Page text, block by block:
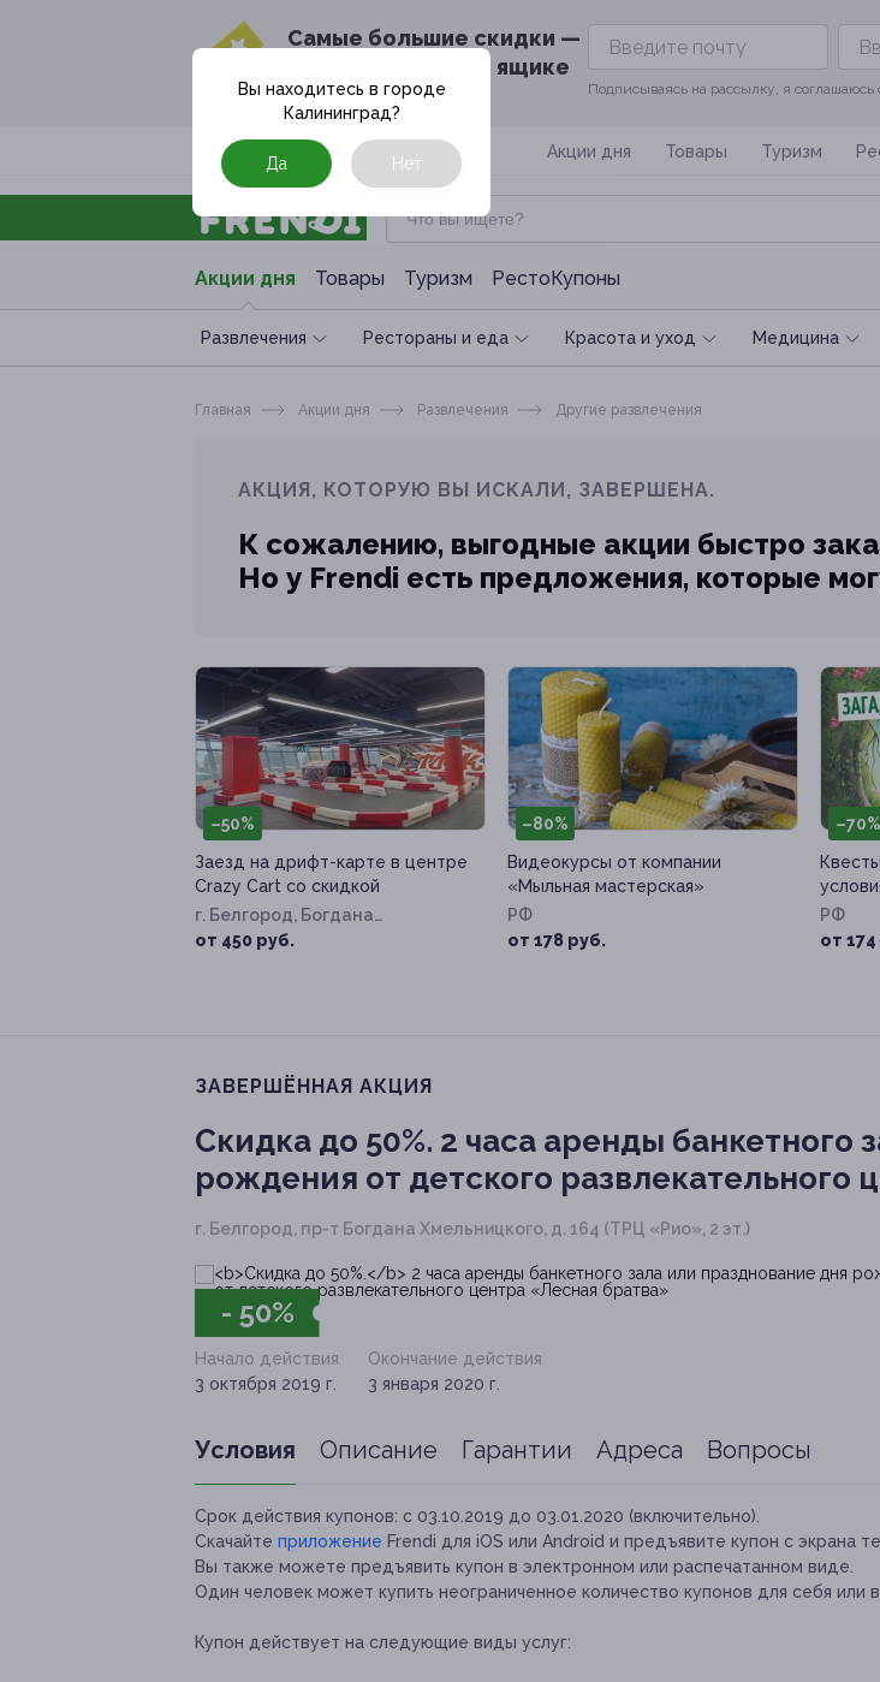
Cамые большие скидки —
в твоём почтовом ящике
Подписываясь на рассылку, я соглашаюсь
Москва Акции дня Товары Туризм
Акции дня Товары Туризм РестоКупоны
Развлечения Рестораны и еда Красота и уход Медицина
Вы находитесь в городе
Калининград?
Да Нет
Главная Акции дня Развлечения Другие развлечения
АКЦИЯ, КОТОРУЮ ВЫ ИСКАЛИ, ЗАВЕРШЕНА.
К сожалению, выгодные акции быстро
Но у Frendi есть предложения, которые
–50%
Заезд на дрифт-карте в центре
Crazy Cart со скидкой
г. Белгород, Богдана
Хмельницкого пр-т, д. 137т
от 450 руб.
–80%
Видеокурсы от компании
«Мыльная мастерская»
РФ
от 178 руб.
–70%
РФ
от
ЗАВЕРШЁННАЯ АКЦИЯ
Скидка до 50%. 2 часа аренды банкетного
рождения от детского развлекательного
г. Белгород, пр-т Богдана Хмельницкого, д. 164 (ТРЦ «Рио», 2 эт.)
- 50%
Начало действия
3 октября 2019 г.
Окончание действия
3 января 2020 г.
Условия Описание Гарантии Адреса Вопросы
Срок действия купонов: с 03.10.2019 до 03.01.2020 (включительно).
Скачайте приложение Frendi для iOS или Android и предъявите купон с экрана
Вы также можете предъявить купон в электронном или распечатанном виде.
Один человек может купить неограниченное количество купонов для себя или
Купон действует на следующие виды услуг: